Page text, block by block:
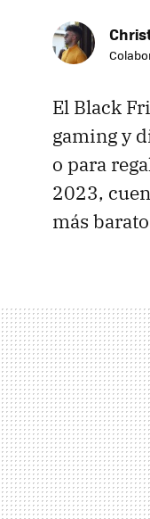
El Black
gaming y
o para
2023,
más